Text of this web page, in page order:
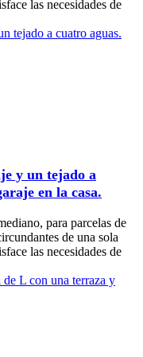
las necesidades de
y un tejado a
en la casa.
para parcelas de
de una sola
las necesidades de